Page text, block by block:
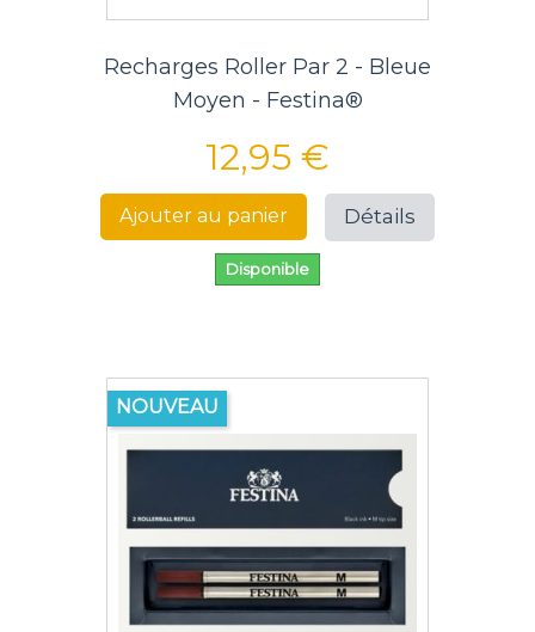
Recharges Roller Par 2 - Bleue
Moyen - Festina®
12,95 €
Ajouter au panier Détails
Disponible
NOUVEAU